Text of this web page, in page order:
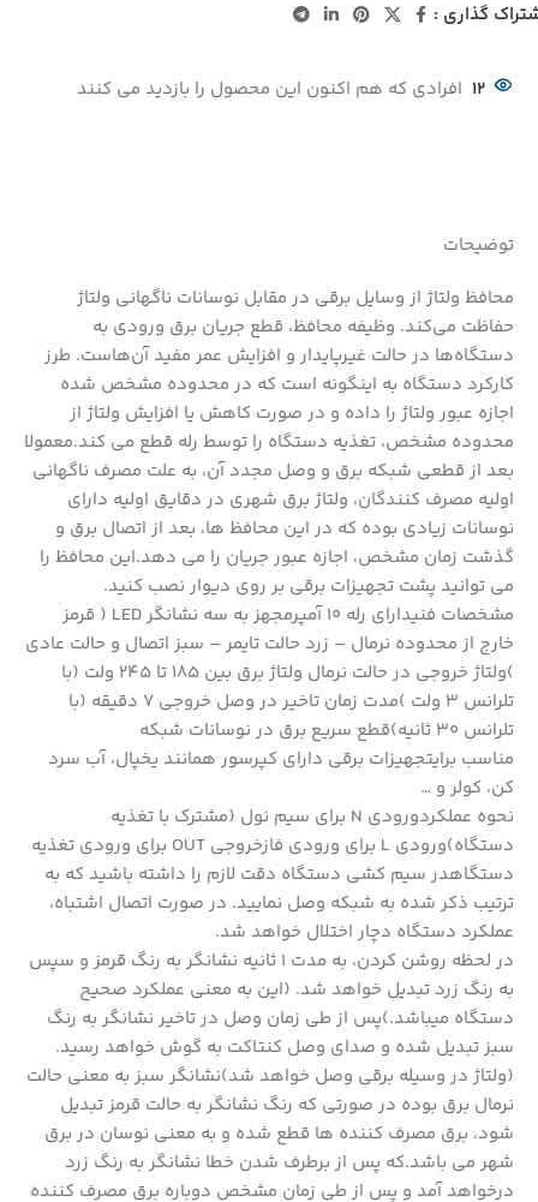
گذاری :
12 افرادی که هم اکنون این محصول را بازدید می کنند
توضیحات
محافظ ولتاژ از وسایل برقی در مقابل نوسانات ناگهانی ولتاژ
حفاظت می‌کند. وظیفه محافظ، قطع جریان برق ورودی به
دستگاه‌ها در حالت غیرپایدار و افزایش عمر مفید آن‌هاست. طرز
کارکرد دستگاه به اینگونه است که در محدوده مشخص شده
اجازه عبور ولتاژ را داده و در صورت کاهش یا افزایش ولتاژ از
محدوده مشخص، تغذیه دستگاه را توسط رله قطع می کند.معمولا
بعد از قطعی شبکه برق و وصل مجدد آن، به علت مصرف ناگهانی
اولیه مصرف کنندگان، ولتاژ برق شهری در دقایق اولیه دارای
نوسانات زیادی بوده که در این محافظ ها، بعد از اتصال برق و
گذشت زمان مشخص، اجازه عبور جریان را می دهد.این محافظ را
می توانید پشت تجهیزات برقی بر روی دیوار نصب کنید.
مشخصات فنیدارای رله 10 آمپرمجهز به سه نشانگر LED ( قرمز
خارج از محدوده نرمال – زرد حالت تایمر – سبز اتصال و حالت عادی
)ولتاژ خروجی در حالت نرمال ولتاژ برق بین 185 تا 245 ولت (با
تلرانس 3 ولت )مدت زمان تاخیر در وصل خروجی 7 دقیقه (با
تلرانس 30 ثانیه)قطع سریع برق در نوسانات شبکه
مناسب برایتجهیزات برقی دارای کپرسور همانند یخپال، آب سرد
کن، کولر و …
نحوه عملکردورودی N برای سیم نول (مشترک با تغذیه
دستگاه)ورودی L برای ورودی فازخروجی OUT برای ورودی تغذیه
دستگاهدر سیم کشی دستگاه دقت لازم را داشته باشید که به
ترتیب ذکر شده به شبکه وصل نمایید. در صورت اتصال اشتباه،
عملکرد دستگاه دچار اختلال خواهد شد.
در لحظه روشن کردن، به مدت 1 ثانیه نشانگر به رنگ قرمز و سپس
به رنگ زرد تبدیل خواهد شد. (این به معنی عملکرد صحیح
دستگاه میباشد.)پس از طی زمان وصل در تاخیر نشانگر به رنگ
سبز تبدیل شده و صدای وصل کنتاکت به گوش خواهد رسید.
(ولتاژ در وسیله برقی وصل خواهد شد)نشانگر سبز به معنی حالت
نرمال برق بوده در صورتی که رنگ نشانگر به حالت قرمز تبدیل
شود، برق مصرف کننده ها قطع شده و به معنی نوسان در برق
شهر می باشد.که پس از برطرف شدن خطا نشانگر به رنگ زرد
درخواهد آمد و پس از طی زمان مشخص دوباره برق مصرف کننده